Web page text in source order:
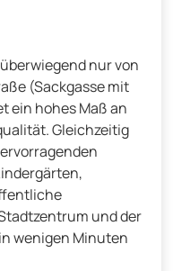
nur von
(Sackgasse mit
ein hohes Maß an
Gleichzeitig
und der
wenigen Minuten